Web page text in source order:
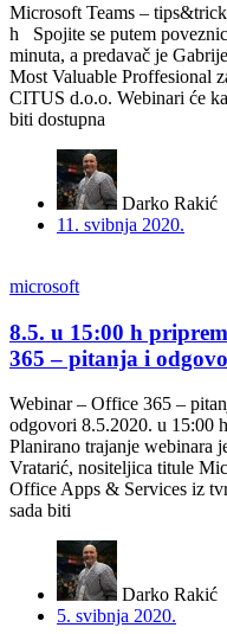
Microsoft Teams –
h Spojite se putem
minuta, a predavač je
Most Valuable Proffesional
CITUS d.o.o. Webinari će
biti dostupna
Darko Rakić
11. svibnja 2020.
microsoft
8.5. u 15:00 h
365 – pitanja i
Webinar – Office 365 –
odgovori 8.5.2020. u 15:00
Planirano trajanje webinara
Vratarić, nositeljica titule
Office Apps & Services iz
sada biti
Darko Rakić
5. svibnja 2020.